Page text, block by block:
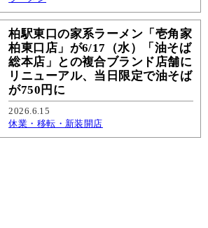
柏駅東口の家系ラーメン「壱角家
柏東口店」が6/17（水）「油そば
総本店」との複合ブランド店舗に
リニューアル、当日限定で油そば
が750円に
2026.6.15
休業・移転・新装開店